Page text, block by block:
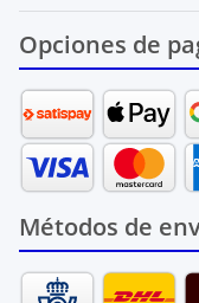
Opciones de
Métodos de